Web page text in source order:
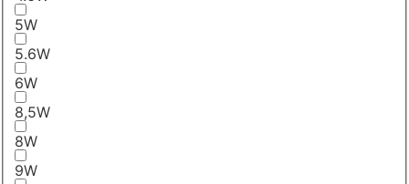
5W
5.6W
6W
8,5W
8W
9W